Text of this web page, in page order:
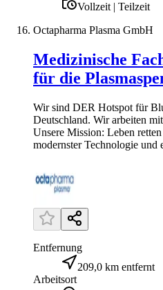
Vollzeit | Teilzeit
Octapharma Plasma GmbH
Medizinische
für die
Wir sind DER Hotspot für
Deutschland. Wir arbeiten
Unsere Mission: Leben
modernster Technologie und
Entfernung
209,0 km entfernt
Arbeitsort